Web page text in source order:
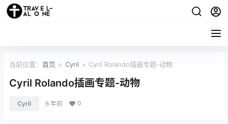
当前位置： 首页 > Cyril > Cyril Rolando插画专题-动物
Cyril Rolando插画专题-动物
Cyril 6 年前 0